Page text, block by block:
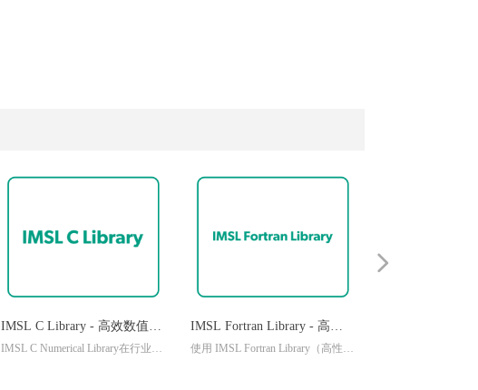
IMSL C Library - 高效数值计
算库
IMSL C Numerical Library在行业经
IMSL Fortran Library - 高
效、可靠的数值计算库
使用 IMSL Fortran Library（高性能
넲